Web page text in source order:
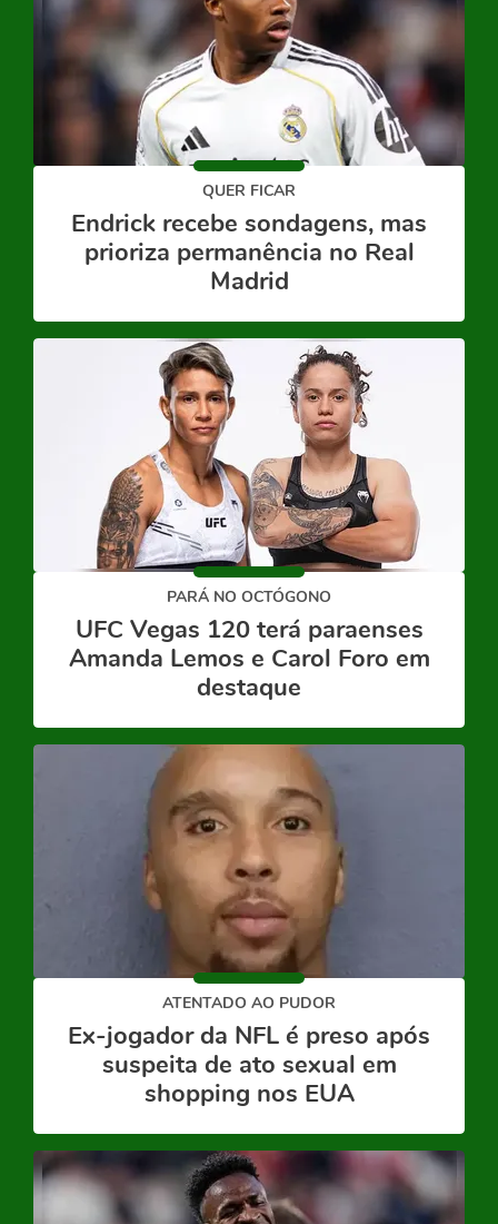
QUER FICAR
Endrick recebe sondagens, mas
prioriza permanência no Real
Madrid
PARÁ NO OCTÓGONO
UFC Vegas 120 terá paraenses
Amanda Lemos e Carol Foro em
destaque
ATENTADO AO PUDOR
Ex-jogador da NFL é preso após
suspeita de ato sexual em
shopping nos EUA